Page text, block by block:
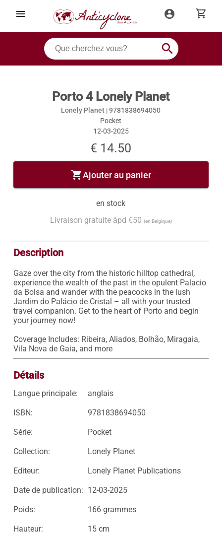
menu account_circle shopping_cart
search
Porto 4 Lonely Planet
Lonely Planet |9781838694050
Pocket
12-03-2025
€ 14.50
shopping_cartAjouter au panier
en stock
Livraison gratuite àpd €50 (en Belgique)
Description
Gaze over the city from the historic hilltop cathedral,
experience the wealth of the past in the opulent Palacio
da Bolsa and wander with the peacocks in the lush
Jardim do Palácio de Cristal – all with your trusted
travel companion. Get to the heart of Porto and begin
your journey now!
Coverage Includes: Ribeira, Aliados, Bolhão, Miragaia,
Vila Nova de Gaia, and more
Détails
Langue principale: anglais
ISBN: 9781838694050
Série: Pocket
Collection: Lonely Planet
Editeur: Lonely Planet Publications
Date de publication: 12-03-2025
Poids: 166 grammes
Hauteur: 15 cm